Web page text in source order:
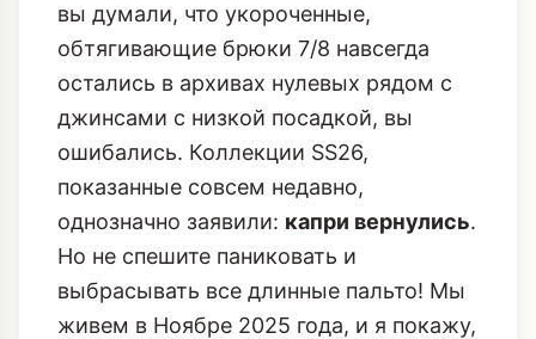
вы думали, что укороченные,
обтягивающие брюки 7/8 навсегда
остались в архивах нулевых рядом с
джинсами с низкой посадкой, вы
ошибались. Коллекции SS26,
показанные совсем недавно,
однозначно заявили: капри вернулись.
Но не спешите паниковать и
выбрасывать все длинные пальто! Мы
живем в Ноябре 2025 года, и я покажу,